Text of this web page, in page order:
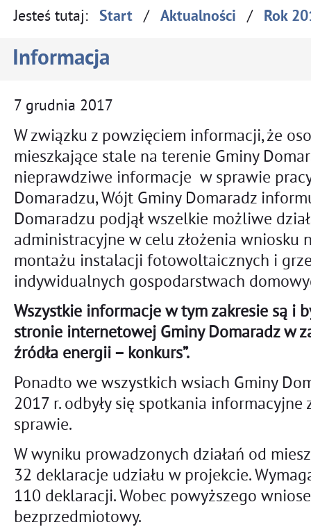
Jesteś tutaj: Start / Aktualności / Rok
Informacja
7 grudnia 2017
W związku z powzięciem informacji, że
mieszkające stale na terenie Gminy
nieprawdziwe informacje w sprawie
Domaradzu, Wójt Gminy Domaradz
Domaradzu podjął wszelkie możliwe
administracyjne w celu złożenia wniosku
montażu instalacji fotowoltaicznych i
indywidualnych gospodarstwach
Wszystkie informacje w tym zakresie są i
stronie internetowej Gminy Domaradz w
źródła energii – konkurs”.
Ponadto we wszystkich wsiach Gminy
2017 r. odbyły się spotkania informacyjne
sprawie.
W wyniku prowadzonych działań od
32 deklaracje udziału w projekcie.
110 deklaracji. Wobec powyższego
bezprzedmiotowy.